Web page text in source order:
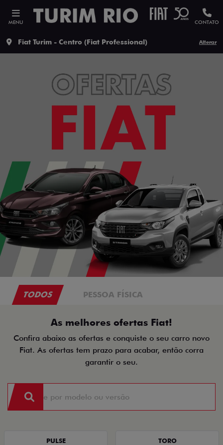
MENU CONTATO
Fiat Turim - Centro (Fiat Professional) Alterar
TODOS PESSOA FÍSICA
As melhores ofertas Fiat!
Confira abaixo as ofertas e conquiste o seu carro novo
Fiat. As ofertas tem prazo para acabar, então corra
garantir o seu.
PULSE TORO